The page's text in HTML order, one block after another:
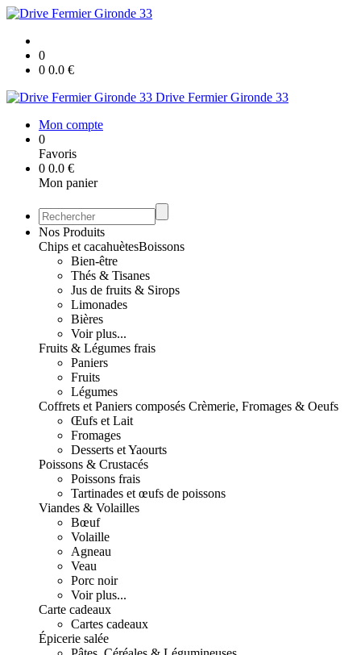
0
0 0.0 €
Drive Fermier Gironde 33
Mon compte
0
Favoris
0 0.0 €
Mon panier
Nos Produits
Chips et cacahuètesBoissons
Bien-être
Thés & Tisanes
Jus de fruits & Sirops
Limonades
Bières
Voir plus...
Fruits & Légumes frais
Paniers
Fruits
Légumes
Coffrets et Paniers composés Crèmerie, Fromages & Oeufs
Œufs et Lait
Fromages
Desserts et Yaourts
Poissons & Crustacés
Poissons frais
Tartinades et œufs de poissons
Viandes & Volailles
Bœuf
Volaille
Agneau
Veau
Porc noir
Voir plus...
Carte cadeaux
Cartes cadeaux
Épicerie salée